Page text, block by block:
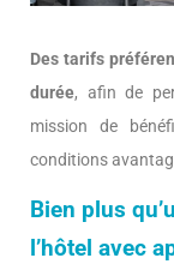
Des tarifs
durée, afin de
mission de
conditions
Bien plus
l’hôtel avec